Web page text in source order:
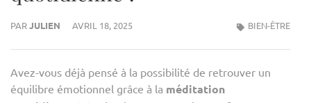
PARJULIEN AVRIL 18, 2025 BIEN-ÊTRE
Avez-vous déjà pensé à la possibilité de retrouver un
équilibre émotionnel grâce à la méditation